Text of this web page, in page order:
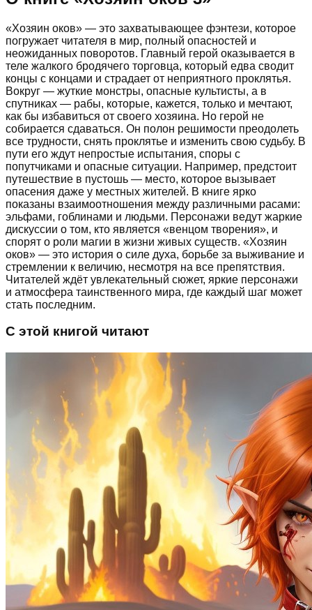
«Хозяин оков» — это захватывающее фэнтези, которое
погружает читателя в мир, полный опасностей и
неожиданных поворотов. Главный герой оказывается в
теле жалкого бродячего торговца, который едва сводит
концы с концами и страдает от неприятного проклятья.
Вокруг — жуткие монстры, опасные культисты, а в
спутниках — рабы, которые, кажется, только и мечтают,
как бы избавиться от своего хозяина. Но герой не
собирается сдаваться. Он полон решимости преодолеть
все трудности, снять проклятье и изменить свою судьбу. В
пути его ждут непростые испытания, споры с
попутчиками и опасные ситуации. Например, предстоит
путешествие в пустошь — место, которое вызывает
опасения даже у местных жителей. В книге ярко
показаны взаимоотношения между различными расами:
эльфами, гоблинами и людьми. Персонажи ведут жаркие
дискуссии о том, кто является «венцом творения», и
спорят о роли магии в жизни живых существ. «Хозяин
оков» — это история о силе духа, борьбе за выживание и
стремлении к величию, несмотря на все препятствия.
Читателей ждёт увлекательный сюжет, яркие персонажи
и атмосфера таинственного мира, где каждый шаг может
стать последним.
С этой книгой читают